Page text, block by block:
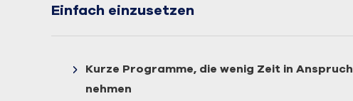
Einfach einzusetzen
Kurze Programme, die wenig Zeit in Anspruch
nehmen